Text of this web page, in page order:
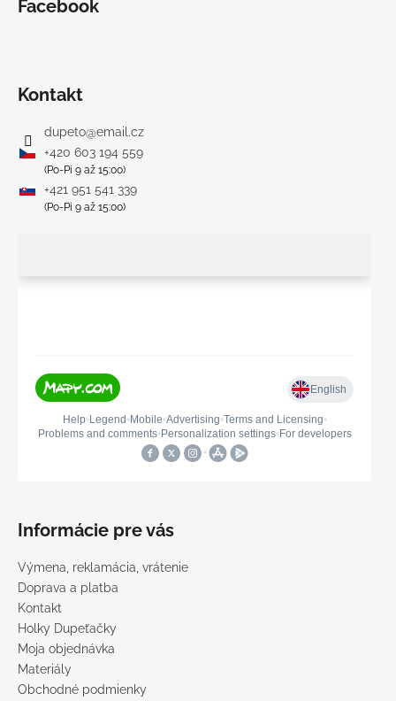
Facebook
Kontakt
dupeto@email.cz
+420 603 194 559
(Po-Pi 9 až 15:00)
+421 951 541 339
(Po-Pi 9 až 15:00)
Informácie pre vás
Výmena, reklamácia, vrátenie
Doprava a platba
Kontakt
Holky Dupeťačky
Moja objednávka
Materiály
Obchodné podmienky